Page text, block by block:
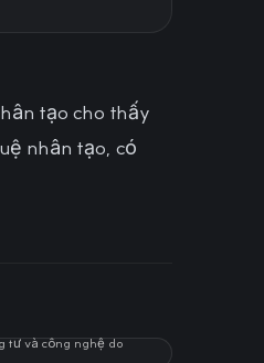
tạo cho thấy
nhân tạo, có
tư và công nghệ do